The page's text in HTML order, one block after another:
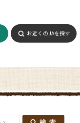
お近くのJAを探す